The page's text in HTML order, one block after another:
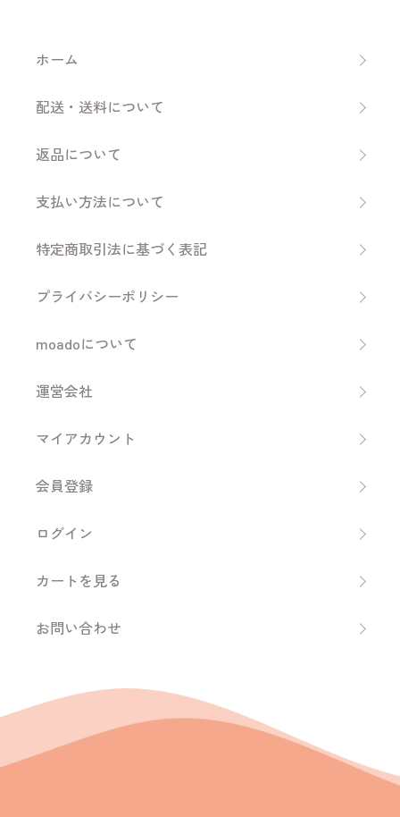
ホーム
配送・送料について
返品について
支払い方法について
特定商取引法に基づく表記
プライバシーポリシー
moadoについて
運営会社
マイアカウント
会員登録
ログイン
カートを見る
お問い合わせ